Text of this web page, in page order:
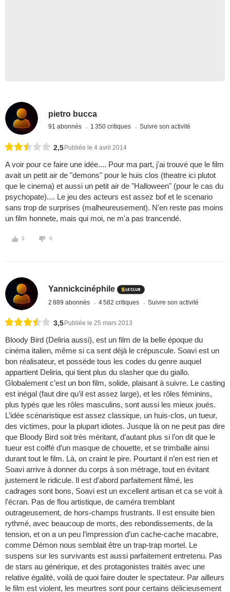
pietro bucca
91 abonnés 1 350 critiques Suivre son activité
2,5 Publiée le 4 avril 2014
A voir pour ce faire une idée.... Pour ma part, j'ai trouvé que le film
avait un petit air de "demons" pour le huis clos (theatre ici plutot
que le cinema) et aussi un petit air de "Halloween" (pour le cas du
psychopate).... Le jeu des acteurs est assez bof et le scenario
sans trop de surprises (malheureusement). N'en reste pas moins
un film honnete, mais qui moi, ne m'a pas trancendé.
5 0
Yannickcinéphile
2 889 abonnés 4 582 critiques Suivre son activité
3,5 Publiée le 25 mars 2013
Bloody Bird (Deliria aussi), est un film de la belle époque du
cinéma italien, même si ca sent déjà le crépuscule. Soavi est un
bon réalisateur, et possède tous les codes du genre auquel
appartient Deliria, qui tient plus du slasher que du giallo.
Globalement c’est un bon film, solide, plaisant à suivre. Le casting
est inégal (faut dire qu’il est assez large), et les rôles féminins,
plus typés que les rôles masculins, sont aussi les mieux joués.
L’idée scénaristique est assez classique, un huis-clos, un tueur,
des victimes, pour la plupart idiotes. Jusque là on ne peut pas dire
que Bloody Bird soit très méritant, d’autant plus si l’on dit que le
tueur est coiffé d’un masque de chouette, et se trimballe ainsi
durant tout le film. Là, on craint le pire. Pourtant il n’en est rien et
Soavi arrive à donner du corps à son métrage, tout en évitant
justement le ridicule. Il est d’abord parfaitement filmé, les
cadrages sont bons, Soavi est un excellent artisan et ca se voit à
l’écran. Pas de flou artistique, de caméra tremblant
outrageusement, de hors-champs frustrants. Il est ensuite bien
rythmé, avec beaucoup de morts, des rebondissements, de la
tension, et on a un peu l’impression d’un cache-cache macabre,
comme Démon nous semblait être un trap-trap mortel. Le
suspens sur les survivants est aussi parfaitement entretenu. Pas
de stars au générique, et des protagonistes traités avec une
relative égalité, voilà de quoi faire douter le spectateur. Par ailleurs
le film est violent, les meurtres sont pour certains délicieusement